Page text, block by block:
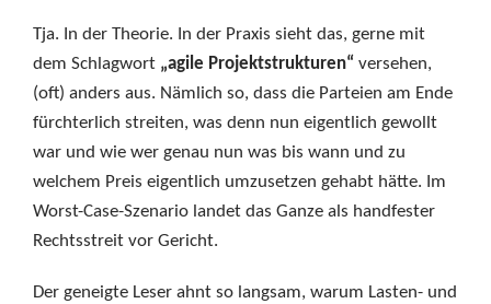
Tja. In der Theorie. In der Praxis sieht das, gerne mit
dem Schlagwort „agile Projektstrukturen“ versehen,
(oft) anders aus. Nämlich so, dass die Parteien am Ende
fürchterlich streiten, was denn nun eigentlich gewollt
war und wie wer genau nun was bis wann und zu
welchem Preis eigentlich umzusetzen gehabt hätte. Im
Worst-Case-Szenario landet das Ganze als handfester
Rechtsstreit vor Gericht.
Der geneigte Leser ahnt so langsam, warum Lasten- und